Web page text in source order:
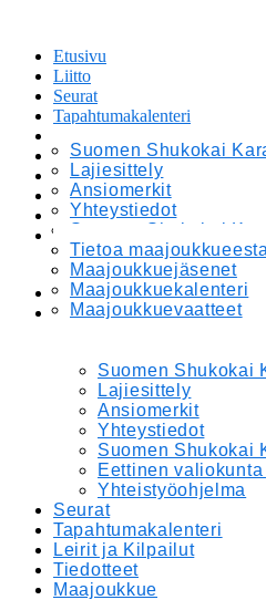
Etusivu
Liitto
Suomen Shukokai
Lajiesittely
Ansiomerkit
Yhteystiedot
Suomen Shukokai
Eettinen valiokunta ja
Yhteistyöohjelma
Seurat
Tapahtumakalenteri
Tiedotteet
Maajoukkue
Tietoa maajoukkueesta
Maajoukkuejäsenet
Maajoukkuekalenteri
Maajoukkuevaatteet
Materiaalipankki
Verkkokauppa
Etusivu
Liitto
Suomen Shukokai
Lajiesittely
Ansiomerkit
Yhteystiedot
Suomen Shukokai
Eettinen
Yhteistyöohjelma
Seurat
Tapahtumakalenteri
Leirit ja Kilpailut
Tiedotteet
Maajoukkue